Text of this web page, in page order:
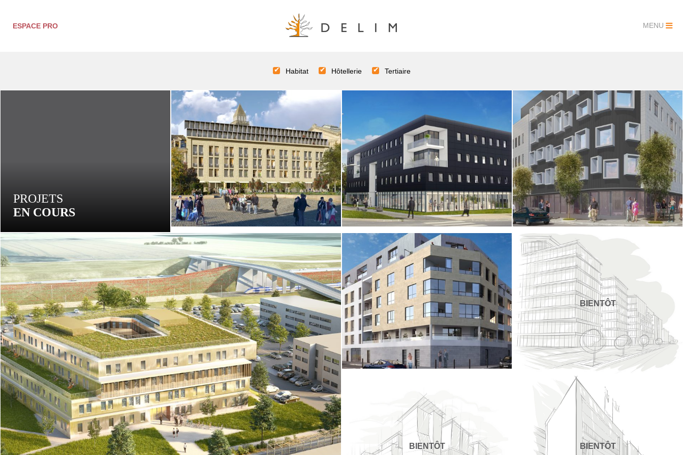
ESPACE PRO MENU
Habitat Hôtellerie Tertiaire
PROJETS
EN COURS
Hôtel Cathédrale
HÔTELLERIE
Pentagone
TERTIAIRE
Basalte
TERTIAIRE
Clairmarix
TERTIAIRE
Villa Cléo
HABITAT
BIENTÔT
BIENTÔT BIENTÔT